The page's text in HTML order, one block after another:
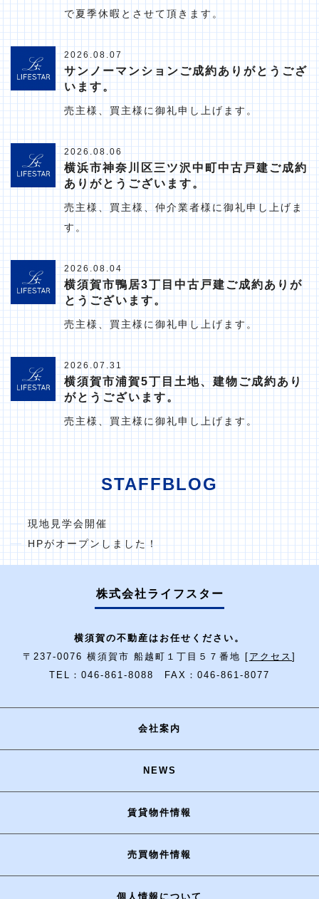
で夏季休暇とさせて頂きます。
2026.08.07
サンノーマンションご成約ありがとうござ
います。
売主様、買主様に御礼申し上げます。
2026.08.06
横浜市神奈川区三ツ沢中町中古戸建ご成約
ありがとうございます。
売主様、買主様、仲介業者様に御礼申し上げま
す。
2026.08.04
横須賀市鴨居3丁目中古戸建ご成約ありが
とうございます。
売主様、買主様に御礼申し上げます。
2026.07.31
横須賀市浦賀5丁目土地、建物ご成約あり
がとうございます。
売主様、買主様に御礼申し上げます。
STAFFBLOG
現地見学会開催
HPがオープンしました！
株式会社ライフスター
横須賀の不動産はお任せください。
〒237-0076 横須賀市 船越町１丁目５７番地 [ アクセス ]
TEL：046-861-8088 FAX：046-861-8077
会社案内
NEWS
賃貸物件情報
売買物件情報
個人情報について